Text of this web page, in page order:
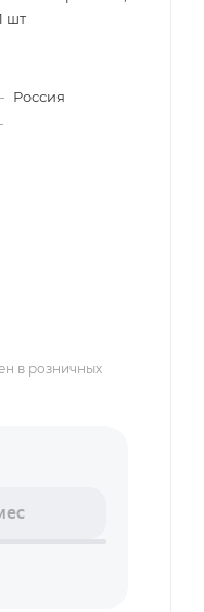
шт
Россия
в розничных